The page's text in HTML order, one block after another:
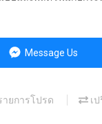
Message Us
ายการโปรด เ